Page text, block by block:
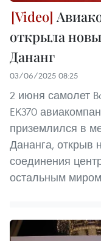
открыла
Дананг
03/06/2025 08:25
2 июня самолет
EK370
приземлился в
Дананга, открыв
соединения
остальным